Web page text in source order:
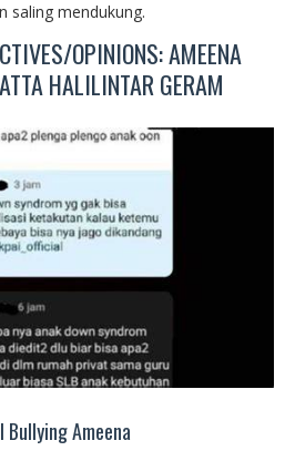
saling mendukung.
OPINIONS: AMEENA
HALILINTAR GERAM
Bullying Ameena